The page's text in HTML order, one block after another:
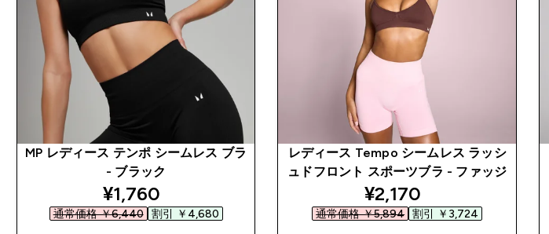
MP レディース テンポ シームレス ブラ
- ブラック
discounted price
¥1,760‎
通常価格 ￥6,440‎ 割引 ￥4,680‎
レディース Tempo シームレス ラッシ
ュドフロント スポーツブラ - ファッジ
discounted price
¥2,170‎
通常価格 ￥5,894‎ 割引 ￥3,724‎